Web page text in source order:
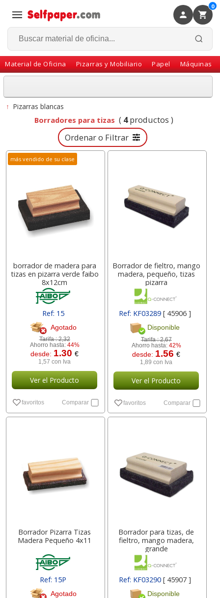
0
Material de Oficina Pizarras y Mobiliario Papel Máquinas
Volver
↑Pizarras blancas
Borradores para tizas ( 4productos )
Ordenar o Filtrar
más vendido de su clase
borrador de madera para
tizas en pizarra verde faibo
8x12cm
Ref: 15
Agotado
Tarifa :2,32
Ahorro hasta: 44%
desde: 1.30€
1,57 con Iva
Ver el Producto
favoritos Comparar
Borrador de fieltro, mango
madera, pequeño, tizas
pizarra
Ref: KF03289 [ 45906 ]
Disponible
Tarifa :2,67
Ahorro hasta: 42%
desde: 1.56€
1,89 con Iva
Ver el Producto
favoritos Comparar
Borrador Pizarra Tizas
Madera Pequeño 4x11
Ref: 15P
Agotado
Borrador para tizas, de
fieltro, mango madera,
grande
Ref: KF03290 [ 45907 ]
Disponible